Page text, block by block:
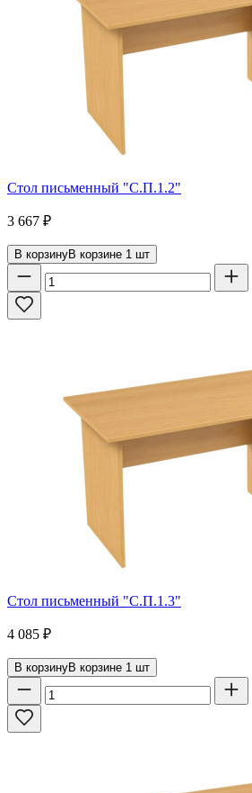
Стол письменный "С.П.1.2"
3 667 ₽
В корзинуВ корзине 1 шт
Стол письменный "С.П.1.3"
4 085 ₽
В корзинуВ корзине 1 шт